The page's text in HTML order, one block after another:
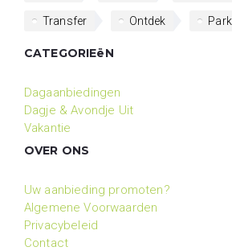
Transfer Ontdek
CATEGORIEëN
Dagaanbiedingen
Dagje & Avondje Uit
Vakantie
OVER ONS
Uw aanbieding promoten?
Algemene Voorwaarden
Privacybeleid
Contact